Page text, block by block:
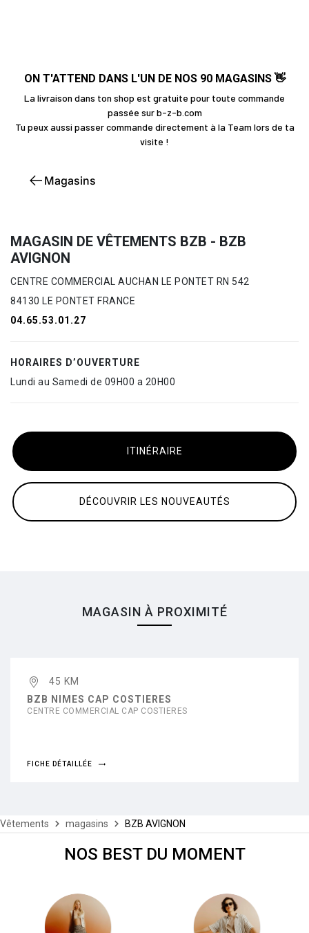
ON T'ATTEND DANS L'UN DE NOS 90 MAGASINS 👋
La livraison dans ton shop est gratuite pour toute commande
passée sur b-z-b.com
Tu peux aussi passer commande directement à la Team lors de ta
visite !
Magasins
MAGASIN DE VÊTEMENTS BZB - BZB
AVIGNON
CENTRE COMMERCIAL AUCHAN LE PONTET RN 542
84130 LE PONTET FRANCE
04.65.53.01.27
HORAIRES D’OUVERTURE
Lundi au Samedi de 09H00 a 20H00
DÉCOUVRIR LES NOUVEAUTÉS
ITINÉRAIRE
MAGASIN À PROXIMITÉ
45 KM
BZB NIMES CAP COSTIERES
CENTRE COMMERCIAL CAP COSTIERES
FICHE DÉTAILLÉE
Vêtements magasins BZB AVIGNON
NOS BEST DU MOMENT